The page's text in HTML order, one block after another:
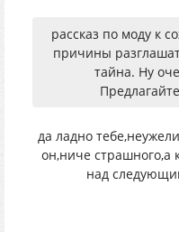
рассказ по моду к
причины
тайна. Ну
да ладно
он,ниче страшного,а
над